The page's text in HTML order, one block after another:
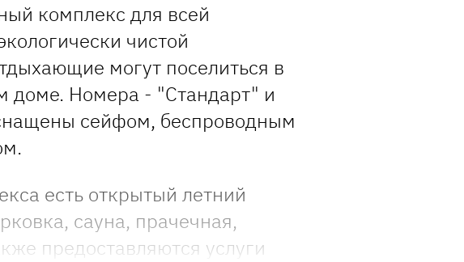
комплекс для всей
чистой
могут поселиться в
доме. Номера - "Стандарт" и
сейфом, беспроводным
есть открытый летний
сауна, прачечная,
предоставляются услуги